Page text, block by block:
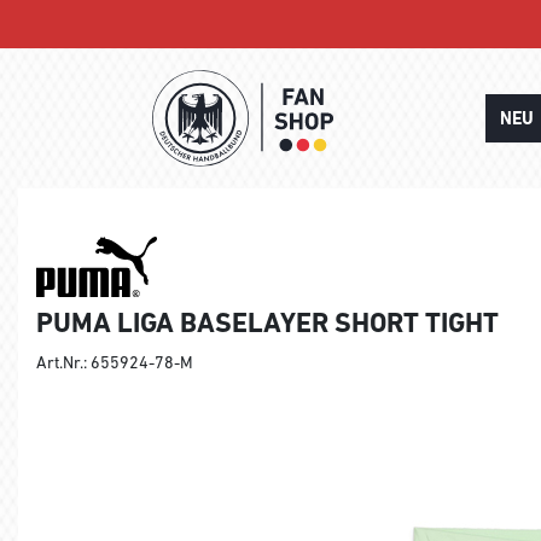
NEU
PUMA LIGA BASELAYER SHORT TIGHT
Art.Nr.: 655924-78-M